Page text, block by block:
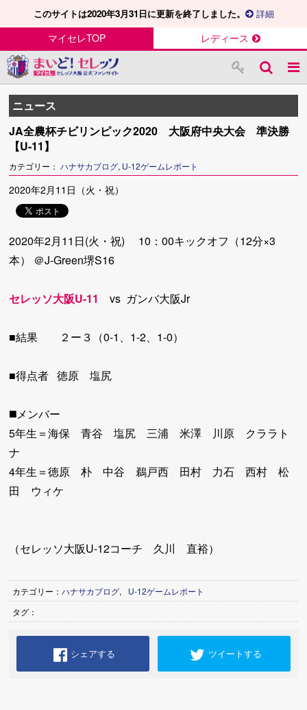
このサイトは2020年3月31日に更新を終了しました。 詳細
マイセレTOP レディース
ニュース
JA全農杯チビリンピック2020 大阪府中央大会 準決勝
【U-11】
カテゴリー：ハナサカブログ, U-12ゲームレポート
2020年2月11日（火・祝）
2020年2月11日(火・祝) 10：00キックオフ（12分×3
本） ＠J-Green堺S16
セレッソ大阪U-11 vs ガンバ大阪Jr
■結果 ２ー３（0-1、1-2、1-0）
■得点者 徳原 塩尻
◼️メンバー
5年生＝海保 青谷 塩尻 三浦 米澤 川原 クララト
ナ
4年生＝徳原 朴 中谷 鵜戸西 田村 力石 西村 松
田 ウィケ
（セレッソ大阪U-12コーチ 久川 直裕）
カテゴリー：ハナサカブログ,
U-12ゲームレポート
タグ：
シェアする ツイートする